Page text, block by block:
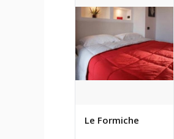
Le Formiche